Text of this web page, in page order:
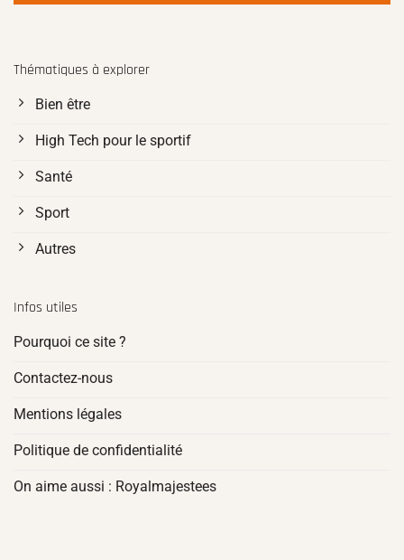
Thématiques à explorer
Bien être
High Tech pour le sportif
Santé
Sport
Autres
Infos utiles
Pourquoi ce site ?
Contactez-nous
Mentions légales
Politique de confidentialité
On aime aussi : Royalmajestees